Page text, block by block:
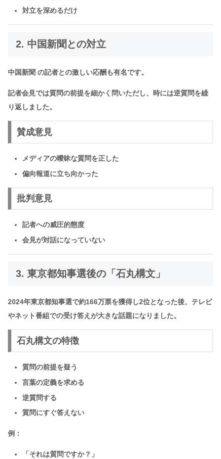
対立を深めるだけ
2. 中国新聞との対立
中国新聞 の記者との激しい応酬も有名です。
記者会見では質問の前提を細かく問いただし、時には逆質問を繰
り返しました。
賛成意見
メディアの曖昧な質問を正した
偏向報道に立ち向かった
批判意見
記者への威圧的態度
会見が対話になっていない
3. 東京都知事選後の「石丸構文」
2024年東京都知事選で約166万票を獲得し2位となった後、テレビ
やネット番組での受け答えが大きな話題になりました。
石丸構文の特徴
質問の前提を疑う
言葉の定義を求める
逆質問する
質問にすぐ答えない
例：
「それは質問ですか？」